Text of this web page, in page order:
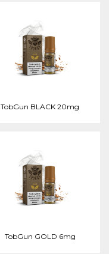
TobGun BLACK 20mg
TobGun GOLD 6mg